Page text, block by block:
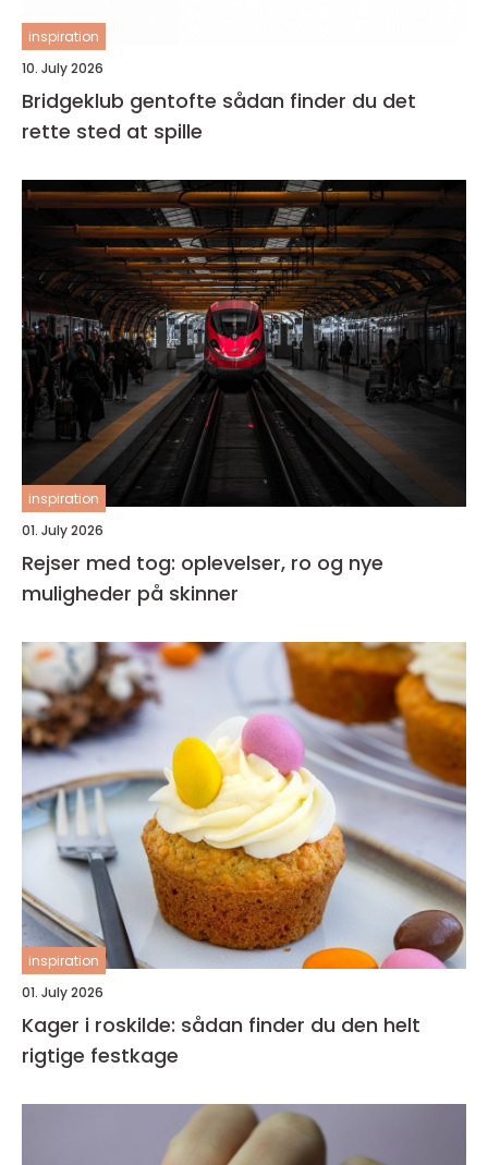
inspiration
10. July 2026
Bridgeklub gentofte sådan finder du det
rette sted at spille
inspiration
01. July 2026
Rejser med tog: oplevelser, ro og nye
muligheder på skinner
inspiration
01. July 2026
Kager i roskilde: sådan finder du den helt
rigtige festkage